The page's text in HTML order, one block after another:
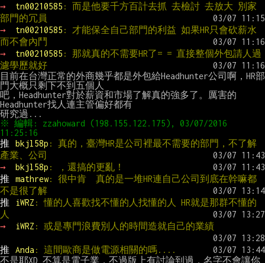
→ tn00210585 : 而是他要千方百計去抓 去檢討 去放大 別家
部門的冗員
→
tn00210585 : 才能保全自己部門的利益 如果HR只會砍薪水
而不會內鬥
→
tn00210585 : 那就真的不需要HR了= = 直接整個外包請人過
濾學歷就好
目前在台灣正常的外商幾乎都是外包給Headhunter公司啊，HR部
門大概只剩下不到五個人
吧，Headhunter對於薪資和市場了解真的強多了。厲害的
Headhunter找人連主管偏好都有
※ 編輯: zzahoward (198.155.122.175), 03/07/2016
推
bkjl58p : 真的，臺灣HR是公司裡最不需要的部門，不了解
產業、公司
→
bkjl58p : ，還搞的更亂！
推
mathrew: 很中肯  真的是一堆HR連自己公司到底在幹嘛都
不是很了解
推
iWRZ : 懂的人喜歡找不懂的人找懂的人 HR就是那群不懂的
人
→
iWRZ : 或是專門浪費別人的時間造就自己的業績
推 Anda : 這間歐商是做電源相關的嗎....
不是耶XD 不算是電子業，不過版上有討論到過，名字不會讓你